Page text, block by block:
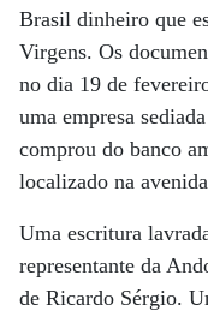
Brasil dinheiro que
Virgens. Os
no dia 19 de
uma empresa
comprou do banco
localizado na
Uma escritura
representante da
de Ricardo Sérgio.